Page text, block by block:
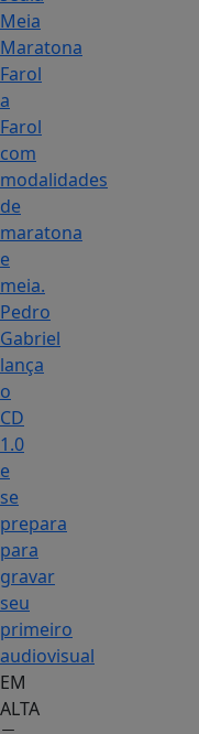
Meia
Maratona
Farol
a
Farol
com
modalidades
de
maratona
e
meia.
Pedro
Gabriel
lança
o
CD
1.0
e
se
prepara
para
gravar
seu
primeiro
audiovisual
EM
ALTA